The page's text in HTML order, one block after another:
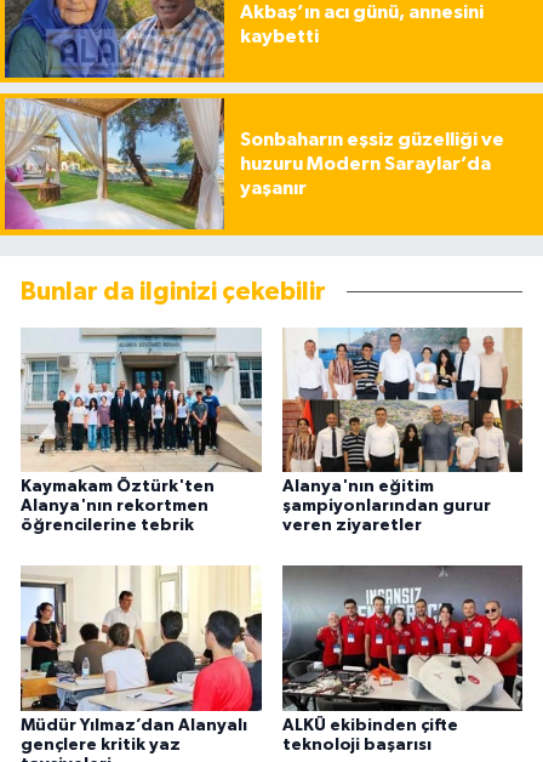
Akbaş’ın acı günü, annesini
kaybetti
Sonbaharın eşsiz güzelliği ve
huzuru Modern Saraylar’da
yaşanır
Bunlar da ilginizi çekebilir
Kaymakam Öztürk'ten
Alanya'nın rekortmen
öğrencilerine tebrik
Alanya'nın eğitim
şampiyonlarından gurur
veren ziyaretler
Müdür Yılmaz’dan Alanyalı
gençlere kritik yaz
ALKÜ ekibinden çifte
teknoloji başarısı